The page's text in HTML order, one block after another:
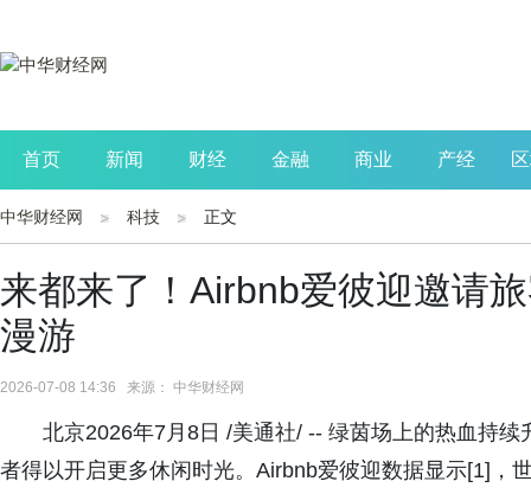
首页 新闻 财经 金融 商业 产经
公司 生活 读书
中华财经网 科技 正文
来都来了！Airbnb爱彼迎邀请
漫游
2026-07-08 14:36 来源： 中华财经网
北京2026年7月8日 /美通社/ -- 绿茵场上的热血持
者得以开启更多休闲时光。Airbnb爱彼迎数据显示[1]，